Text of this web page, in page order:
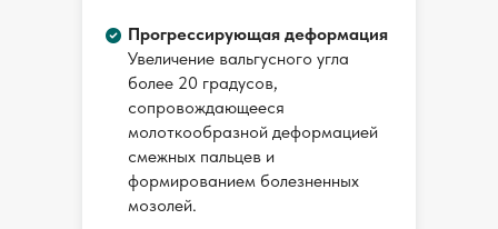
Врач
Омар Наелович - крайне внимательный
доктор. Все доступно объясняет и
консультирует. Профессионал с большой
буквы!
Читать целиком
Прогрессирующая деформация
Увеличение вальгусного угла
более 20 градусов,
сопровождающееся
молоткообразной деформацией
смежных пальцев и
формированием болезненных
мозолей.